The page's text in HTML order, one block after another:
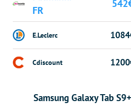
FR
E.Leclerc
Cdiscount
Samsung Galaxy Tab